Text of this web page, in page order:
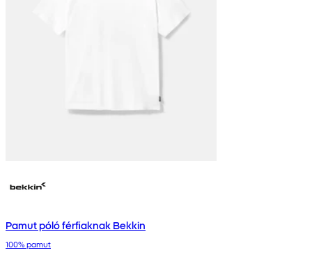
Pamut póló férfiaknak Bekkin
100% pamut